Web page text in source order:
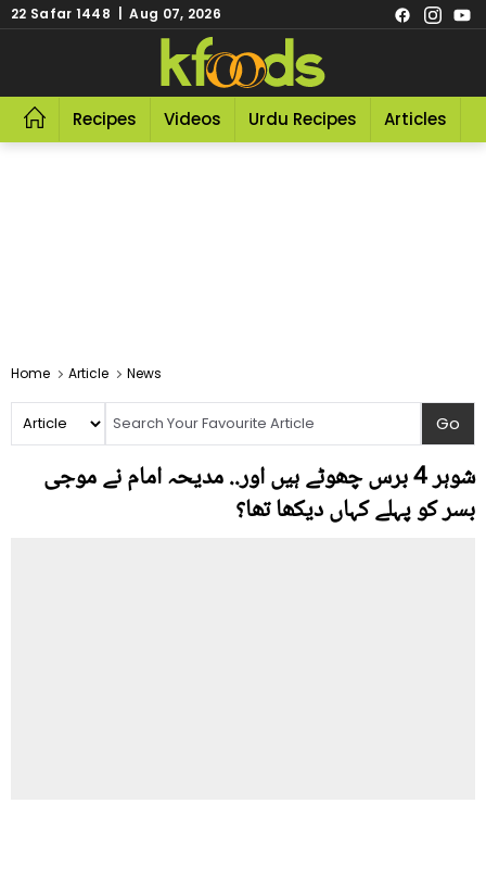
22 Safar 1448 | Aug 07, 2026
Recipes Videos Urdu Recipes Articles
Home Article News
شوہر 4 برس چھوٹے ہیں اور.. مدیحہ امام نے موجی
بسر کو پہلے کہاں دیکھا تھا؟